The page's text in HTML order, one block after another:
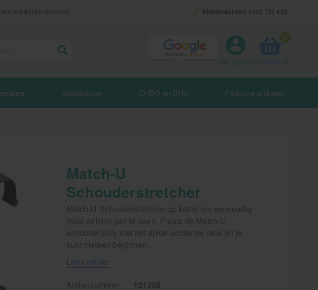
sportmedische specialist Klantenservice 0492 792 482
0
mijn account
Sportbraces EHBO en BHV Pedicure artikelen
Match-U
Schouderstretcher
Match-U Schouderstretcher op katrol om eenvoudig
thuis oefeningen te doen. Plaats de Match-U
schouderpully met het anker achter de deur en je
kunt meteen beginnen.
Lees verder
Artikelnummer
121250